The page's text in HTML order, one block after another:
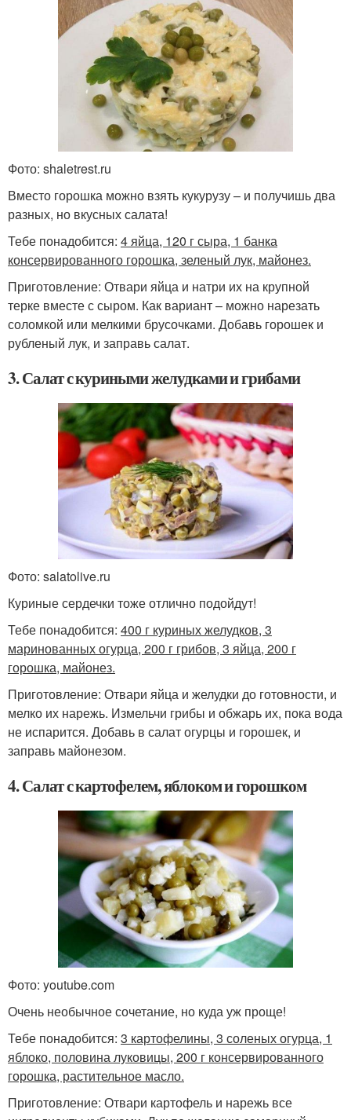
Фото: shaletrest.ru
Вместо горошка можно взять кукурузу – и получишь два
разных, но вкусных салата!
Тебе понадобится: 4 яйца, 120 г сыра, 1 банка
консервированного горошка, зеленый лук, майонез.
Приготовление: Отвари яйца и натри их на крупной
терке вместе с сыром. Как вариант – можно нарезать
соломкой или мелкими брусочками. Добавь горошек и
рубленый лук, и заправь салат.
3. Салат с куриными желудками и грибами
Фото: salatolive.ru
Куриные сердечки тоже отлично подойдут!
Тебе понадобится: 400 г куриных желудков, 3
маринованных огурца, 200 г грибов, 3 яйца, 200 г
горошка, майонез.
Приготовление: Отвари яйца и желудки до готовности, и
мелко их нарежь. Измельчи грибы и обжарь их, пока вода
не испарится. Добавь в салат огурцы и горошек, и
заправь майонезом.
4. Салат с картофелем, яблоком и горошком
Фото: youtube.com
Очень необычное сочетание, но куда уж проще!
Тебе понадобится: 3 картофелины, 3 соленых огурца, 1
яблоко, половина луковицы, 200 г консервированного
горошка, растительное масло.
Приготовление: Отвари картофель и нарежь все